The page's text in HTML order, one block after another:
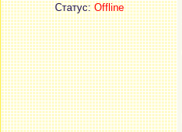
Статус:Offline